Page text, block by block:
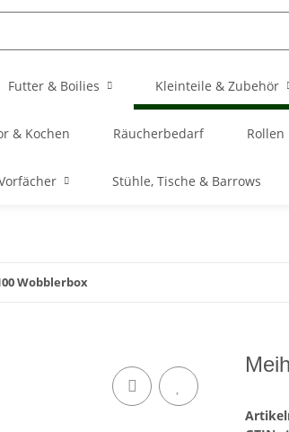
Futter & Boilies Kleinteile & Zubehör
& Kochen Räucherbedarf Rollen
Stühle, Tische & Barrows
Wobblerbox